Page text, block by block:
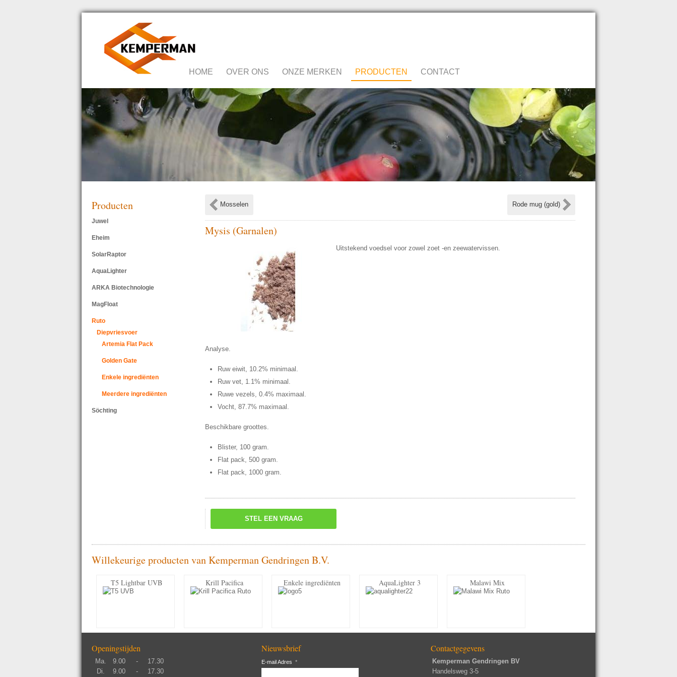
HOME OVER ONS ONZE MERKEN PRODUCTEN CONTACT
Producten
Juwel
Eheim
SolarRaptor
AquaLighter
ARKA Biotechnologie
MagFloat
Ruto
Diepvriesvoer
Artemia Flat Pack
Golden Gate
Enkele ingrediënten
Meerdere ingrediënten
Söchting
Mosselen Rode mug (gold)
Mysis (Garnalen)
Uitstekend voedsel voor zowel zoet -en zeewatervissen.
Analyse.
Ruw eiwit, 10.2% minimaal.
Ruw vet, 1.1% minimaal.
Ruwe vezels, 0.4% maximaal.
Vocht, 87.7% maximaal.
Beschikbare groottes.
Blister, 100 gram.
Flat pack, 500 gram.
Flat pack, 1000 gram.
STEL EEN VRAAG
Willekeurige producten van Kemperman Gendringen B.V.
T5 Lightbar UVB Krill Pacifica Enkele ingrediënten AquaLighter 3 Malawi Mix
Openingstijden
Ma. 9.00 -
17.30
Di.
9.00 - 17.30
Nieuwsbrief
E-mail Adres *
Contactgegevens
Kemperman Gendringen BV
Handelsweg 3-5